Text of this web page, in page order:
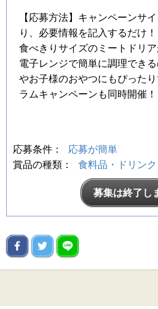
【応募方法】キャンペーンサ
り、必要情報を記入するだけ
食べきりサイズのミートドリア
電子レンジで簡単に調理でき
やお子様のおやつにもぴった
ラムキャンペーンも同時開催
応募条件：
応募が簡単
賞品の種類：
食料品・ドリンク
募集は終了し